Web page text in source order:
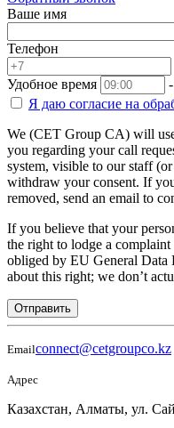
Ваше имя
Телефон
Удобное время
-
Я даю согласие на
We (CET Group CA) will
you regarding your call
system, visible to our staff
withdraw your consent. If
removed, send an email to
If you believe that your
the right to lodge a
obliged by EU General Data
about this right; we don’t
Отправить
Emailconnect@cetgroupco.kz
Адрес
Казахстан, Алматы, ул.